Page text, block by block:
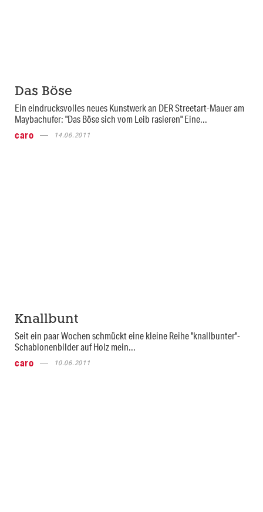
Das Böse
Ein eindrucksvolles neues Kunstwerk an DER Streetart-Mauer am
Maybachufer: "Das Böse sich vom Leib rasieren" Eine...
caro
14.06.2011
Knallbunt
Seit ein paar Wochen schmückt eine kleine Reihe "knallbunter"-
Schablonenbilder auf Holz mein...
caro
10.06.2011